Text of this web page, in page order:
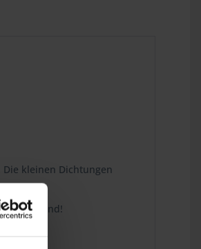
kleinen Dichtungen
dabei sind!